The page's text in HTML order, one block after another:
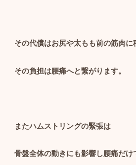
その代償はお尻や太もも前の筋肉に
その負担は腰痛へと繋がります。
またハムストリングの緊張は
骨盤全体の動きにも影響し腰痛だけ